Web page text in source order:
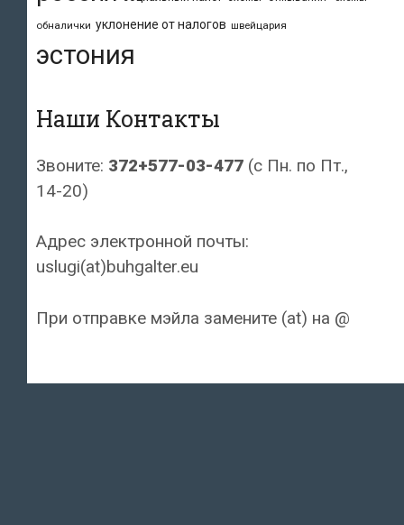
обналички уклонение от налогов швейцария
эстония
Наши Контакты
Звоните: 372+577-03-477 (с Пн. по Пт.,
14-20)
Адрес электронной почты:
uslugi(at)buhgalter.eu
При отправке мэйла замените (at) на @